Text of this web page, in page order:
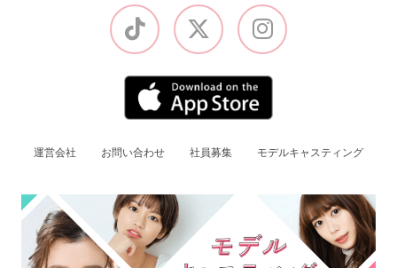
運営会社 お問い合わせ 社員募集 モデルキャスティング